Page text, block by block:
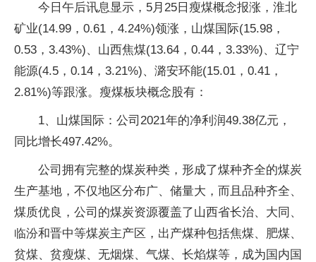
今日午后讯息显示，5月25日瘦煤概念报涨，淮北
矿业(14.99，0.61，4.24%)领涨，山煤国际(15.98，
0.53，3.43%)、山西焦煤(13.64，0.44，3.33%)、辽宁
能源(4.5，0.14，3.21%)、潞安环能(15.01，0.41，
2.81%)等跟涨。瘦煤板块概念股有：
1、山煤国际：公司2021年的净利润49.38亿元，
同比增长497.42%。
公司拥有完整的煤炭种类，形成了煤种齐全的煤炭
生产基地，不仅地区分布广、储量大，而且品种齐全、
煤质优良，公司的煤炭资源覆盖了山西省长治、大同、
临汾和晋中等煤炭主产区，出产煤种包括焦煤、肥煤、
贫煤、贫瘦煤、无烟煤、气煤、长焰煤等，成为国内国